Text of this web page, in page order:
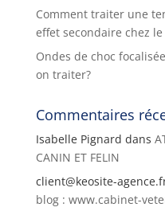
Comment traiter une
effet secondaire chez le
Ondes de choc
on traiter?
Commentaires
Isabelle Pignard dans
CANIN ET FELIN
client@keosite-
blog : www.cabinet-